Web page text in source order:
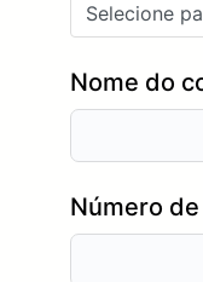
Selecione
Nome do
Número